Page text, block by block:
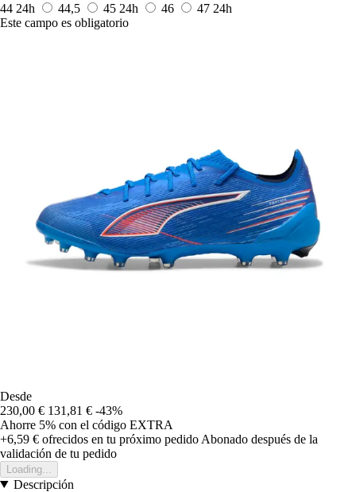
44 24h 44,5 45 24h 46 47 24h
Este campo es obligatorio
Desde
230,00 € 131,81 € -43%
Ahorre 5% con el código EXTRA
+6,59 € ofrecidos en tu próximo pedido Abonado después de la
validación de tu pedido
Loading...
Descripción